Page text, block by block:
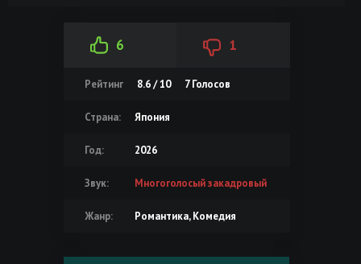
6 1
Рейтинг 8.6 / 10 7Голосов
Страна: Япония
Год: 2026
Звук: Многоголосый закадровый
Жанр: Романтика, Комедия